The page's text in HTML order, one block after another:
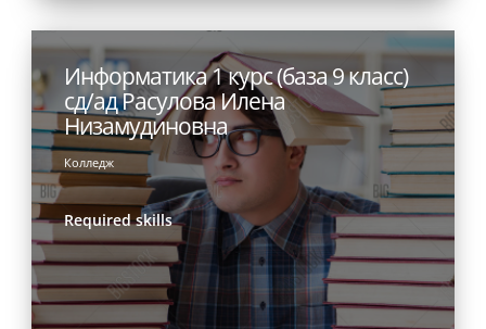
Информатика 1 курс (база 9 класс)
сд/ад Расулова Илена
Низамудиновна
Колледж
Required skills